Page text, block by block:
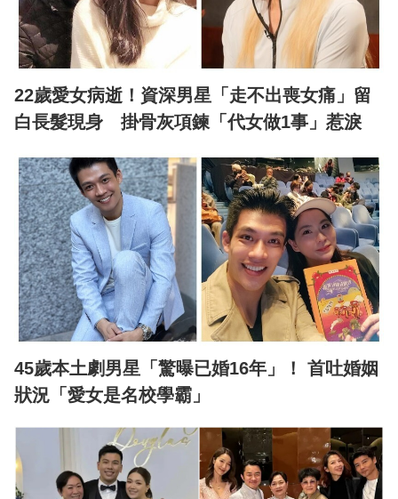
22歲愛女病逝！資深男星「走不出喪女痛」留
白長髮現身 掛骨灰項鍊「代女做1事」惹淚
45歲本土劇男星「驚曝已婚16年」！ 首吐婚姻
狀況「愛女是名校學霸」